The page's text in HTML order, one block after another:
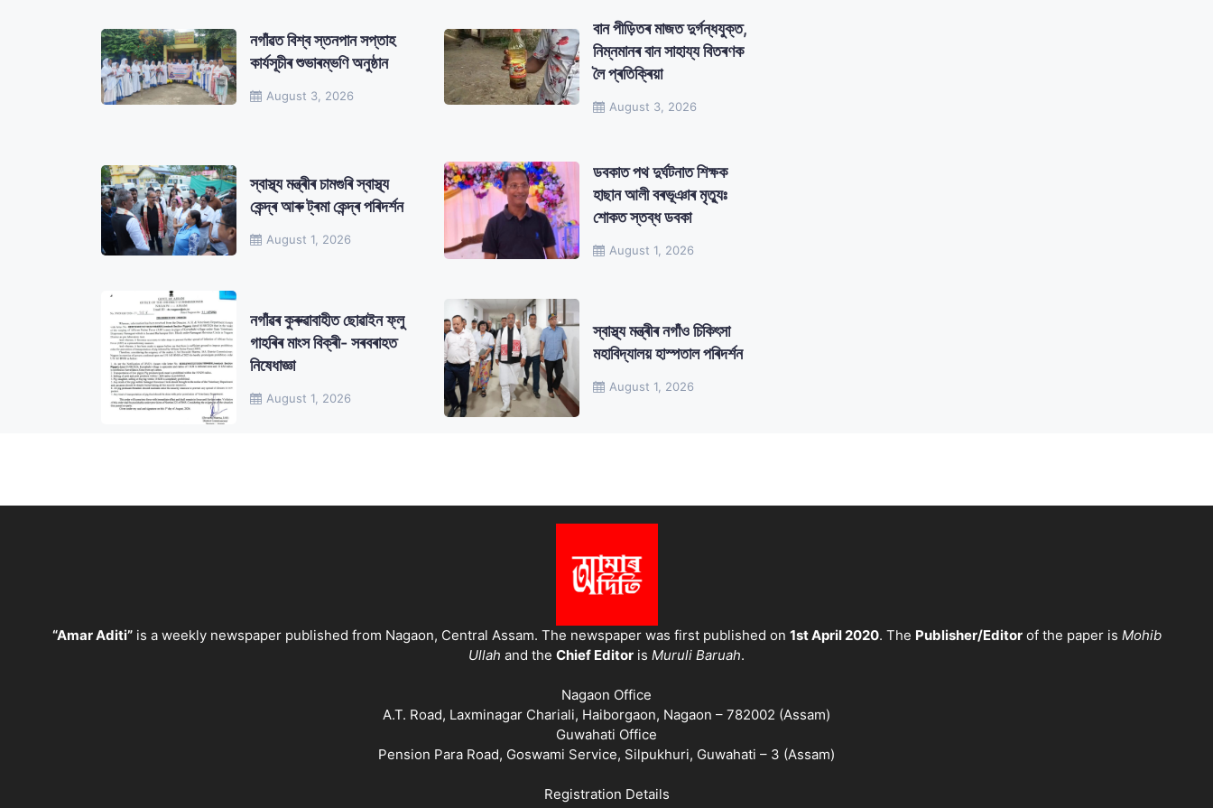
August 3, 2026
নগাঁৱত বিশ্ব স্তনপান সপ্তাহ
কাৰ্যসূচীৰ শুভাৰম্ভণি অনুষ্ঠান
August 3, 2026
বান পীড়িতৰ মাজত দুৰ্গন্ধযুক্ত,
নিম্নমানৰ বান সাহায্য বিতৰণক
লৈ প্ৰতিক্ৰিয়া
August 1, 2026
স্বাস্থ্য মন্ত্ৰীৰ চামগুৰি স্বাস্থ্য
কেন্দ্ৰ আৰু ট্ৰমা কেন্দ্ৰ পৰিদৰ্শন
August 1, 2026
ডবকাত পথ দুৰ্ঘটনাত শিক্ষক
হাছান আলী বৰভূঞাৰ মৃত্যুঃ
শোকত স্তব্ধ ডবকা
August 1, 2026
নগাঁৱৰ কুৰুৱাবাহীত ছোৱাইন ফ্লু
গাহৰিৰ মাংস বিক্ৰী- সৰবৰাহত
নিষেধাজ্ঞা
August 1, 2026
স্বাস্থ্য মন্ত্ৰীৰ নগাঁও চিকিৎসা
মহাবিদ্যালয় হাস্পতাল পৰিদৰ্শন
“Amar Aditi”is a weekly newspaper published from Nagaon, Central Assam. The newspaper was first published on 1st April 2020. The Publisher/Editorof the paper is Mohib
Ullah and the Chief Editor is Muruli Baruah.
Nagaon Office
A.T. Road, Laxminagar Chariali, Haiborgaon, Nagaon – 782002 (Assam)
Guwahati Office
Pension Para Road, Goswami Service, Silpukhuri, Guwahati – 3 (Assam)
Registration Details